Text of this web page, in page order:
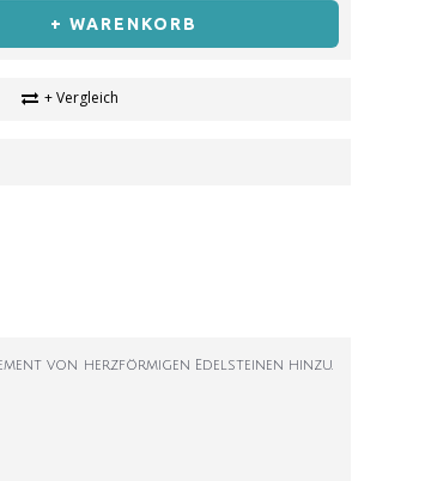
+ WARENKORB
+ Vergleich
von herzförmigen Edelsteinen hinzu.